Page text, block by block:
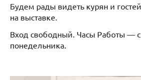
Будем рады видеть курян и
на выставке.
Вход свободный. Часы Работы —
понедельника.